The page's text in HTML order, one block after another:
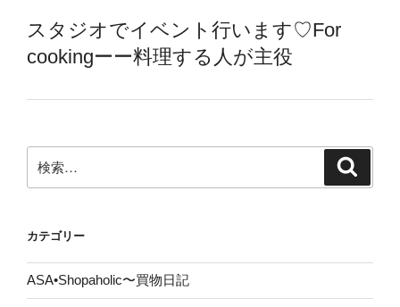
スタジオでイベント行います♡For
cookingーー料理する人が主役
索:
カテゴリー
ASA•Shopaholic〜買物日記